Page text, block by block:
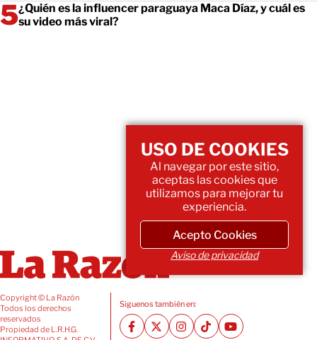
¿Quién es la influencer paraguaya Maca Díaz, y cuál es
su video más viral?
Copyright © La Razón
Todos los derechos
reservados
Propiedad de L.R.H.G.
Siguenos también en:
USO DE COOKIES
Al navegar por este sitio,
aceptas las cookies que
utilizamos para mejorar tu
experiencia.
Acepto Cookies
Aviso de privacidad